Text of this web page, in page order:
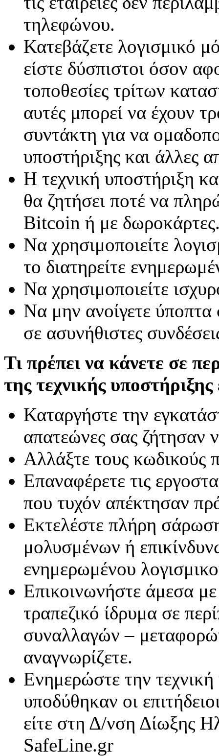
τηλεφώνου.
Κατεβάζετε λογισμικό
είστε δύσπιστοι όσον
τοποθεσίες τρίτων
αυτές μπορεί να έχουν
συντάκτη για να
υποστήριξης και άλλες
Η τεχνική υποστήριξη
θα ζητήσει ποτέ να
Bitcoin ή με
Να χρησιμοποιείτε
το διατηρείτε
Να χρησιμοποιείτε
Να μην ανοίγετε ύποπτα
σε ασυνήθιστες
Τι πρέπει να κάνετε σε
της τεχνικής
Καταργήστε την
απατεώνες σας ζήτησαν
Αλλάξτε τους κωδικούς
Επαναφέρετε τις
που τυχόν απέκτησαν
Εκτελέστε πλήρη
μολυσμένων ή
ενημερωμένου
Επικοινωνήστε άμεσα
τραπεζικό ίδρυμα σε
συναλλαγών –
αναγνωρίζετε.
Ενημερώστε την τεχνική
υποδύθηκαν οι
είτε στη Δ/νση Δίωξης
SafeLine.gr